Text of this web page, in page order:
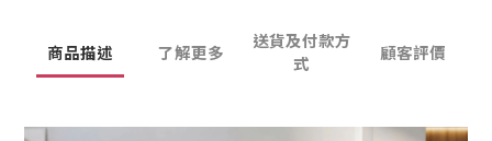
商品描述 了解更多
送貨及付款方
式
顧客評價